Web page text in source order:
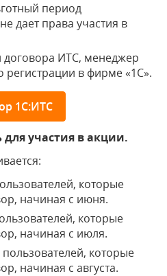
период
дает права участия в
ИТС, менеджер
регистрации в фирме «1С».
1С:ИТС
для участия в акции.
которые
начиная с июня.
которые
начиная с июля.
которые
начиная с августа.